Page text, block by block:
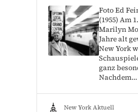
Foto Ed
(1955) Am
Marilyn
Jahre alt
New York
ganz
Nachdem…
New York Aktuell